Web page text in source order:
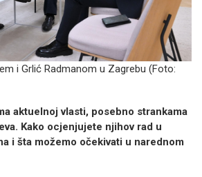
i Grlić Radmanom u Zagrebu (Foto:
aktuelnoj vlasti, posebno strankama
Kako ocjenjujete njihov rad u
i šta možemo očekivati u narednom